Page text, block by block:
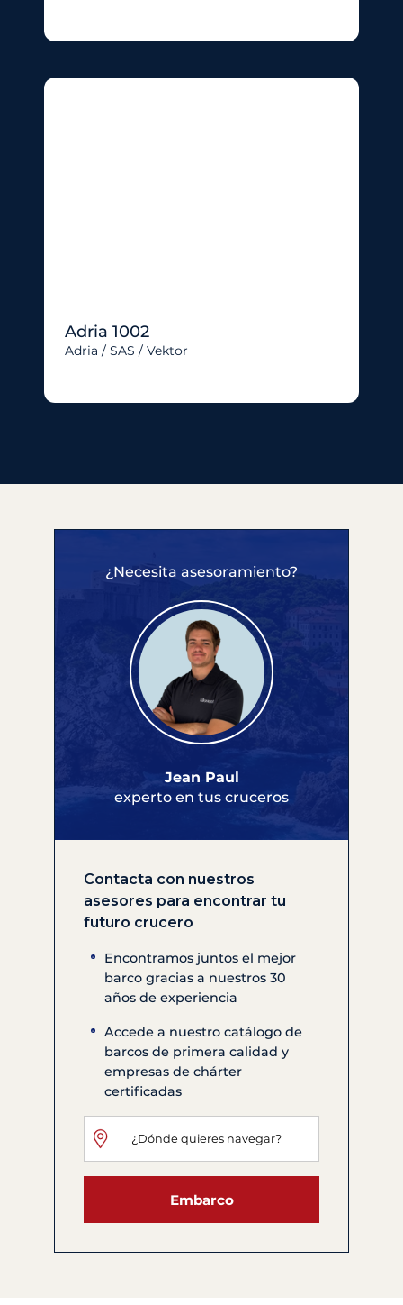
Adria 1002
Adria / SAS / Vektor
¿Necesita asesoramiento?
Jean Paul
experto en tus cruceros
Contacta con nuestros
asesores para encontrar tu
futuro crucero
Encontramos juntos el mejor
barco gracias a nuestros 30
años de experiencia
Accede a nuestro catálogo de
barcos de primera calidad y
empresas de chárter
certificadas
Embarco